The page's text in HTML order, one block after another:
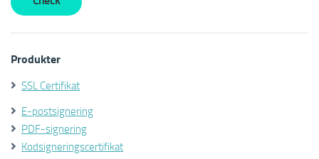
Produkter
SSL Certifikat
E-postsignering
PDF-signering
Kodsigneringscertifikat